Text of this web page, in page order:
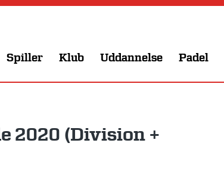
Spiller Klub Uddannelse Padel
2020 (Division +